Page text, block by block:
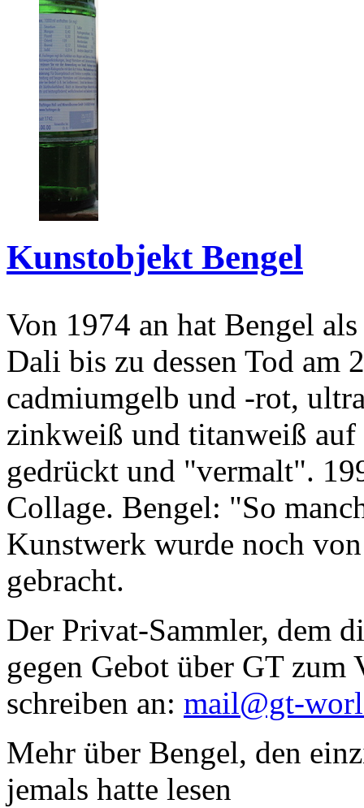
Kunstobjekt Bengel
Von 1974 an hat Bengel
Dali bis zu dessen Tod am
cadmiumgelb und -rot,
zinkweiß und titanweiß
gedrückt und "vermalt".
Collage. Bengel: "So
Kunstwerk wurde noch
gebracht.
Der Privat-Sammler, dem
gegen Gebot über GT zum
schreiben an: mail@gt-
Mehr über Bengel, den
jemals hatte lesen